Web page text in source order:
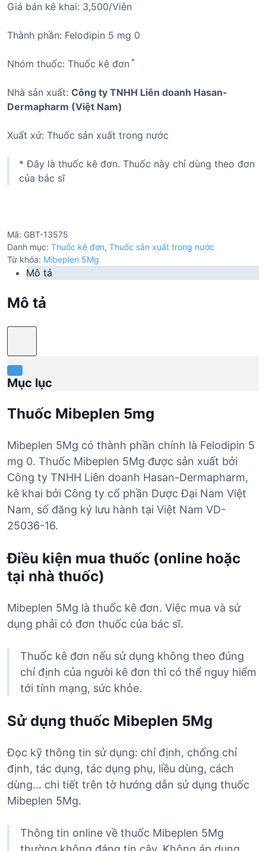
Giá bán kê khai: 3,500/Viên
Thành phần: Felodipin 5 mg 0
Nhóm thuốc: Thuốc kê đơn *
Nhà sản xuất: Công ty TNHH Liên doanh Hasan-
Dermapharm (Việt Nam)
Xuất xứ: Thuốc sản xuất trong nước
* Đây là thuốc kê đơn. Thuốc này chỉ dùng theo đơn
của bác sĩ
Mã: GBT-13575
Danh mục: Thuốc kê đơn, Thuốc sản xuất trong nước
Từ khóa: Mibeplen 5Mg
Mô tả
Mô tả
Mục lục
Thuốc Mibeplen 5mg
Mibeplen 5Mg có thành phần chính là Felodipin 5
mg 0. Thuốc Mibeplen 5Mg được sản xuất bởi
Công ty TNHH Liên doanh Hasan-Dermapharm,
kê khai bởi Công ty cổ phần Dược Đại Nam Việt
Nam, số đăng ký lưu hành tại Việt Nam VD-
25036-16.
Điều kiện mua thuốc (online hoặc
tại nhà thuốc)
Mibeplen 5Mg là thuốc kê đơn. Việc mua và sử
dụng phải có đơn thuốc của bác sĩ.
Thuốc kê đơn nếu sử dụng không theo đúng
chỉ định của người kê đơn thì có thể nguy hiểm
tới tính mạng, sức khỏe.
Sử dụng thuốc Mibeplen 5Mg
Đọc kỹ thông tin sử dụng: chỉ định, chống chỉ
định, tác dụng, tác dụng phụ, liều dùng, cách
dùng… chi tiết trên tờ hướng dẫn sử dụng thuốc
Mibeplen 5Mg.
Thông tin online về thuốc Mibeplen 5Mg